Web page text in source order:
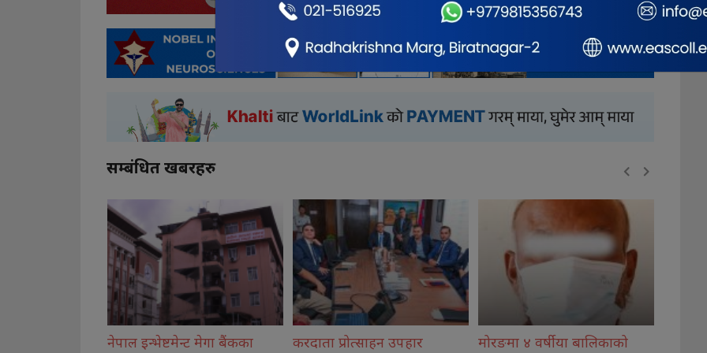
सम्बंधित खबरहरु
करदाता प्रोत्साहन उपहार
मोरङमा ४ वर्षीया बालिकाको
विराटनगर विमानस्थल ओर्लनसाथ